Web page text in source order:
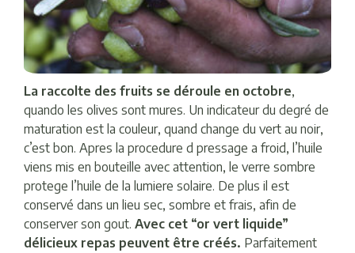
La raccolte des fruits se déroule en octobre,
quando les olives sont mures. Un indicateur du degré de
maturation est la couleur, quand change du vert au noir,
c’est bon. Apres la procedure d pressage a froid, l’huile
viens mis en bouteille avec attention, le verre sombre
protege l’huile de la lumiere solaire. De plus il est
conservé dans un lieu sec, sombre et frais, afin de
conserver son gout. Avec cet “or vert liquide”
délicieux repas peuvent être créés. Parfaitement